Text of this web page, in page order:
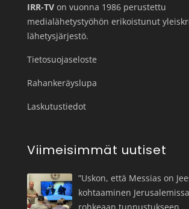
IRR-TVon vuonna 1986 perustettu
medialähetystyöhön erikoistunut
lähetysjärjestö.
Tietosuojaseloste
Rahankeräyslupa
Laskutustiedot
Viimeisimmät uutiset
”Uskon, että Messias on
kohtaaminen